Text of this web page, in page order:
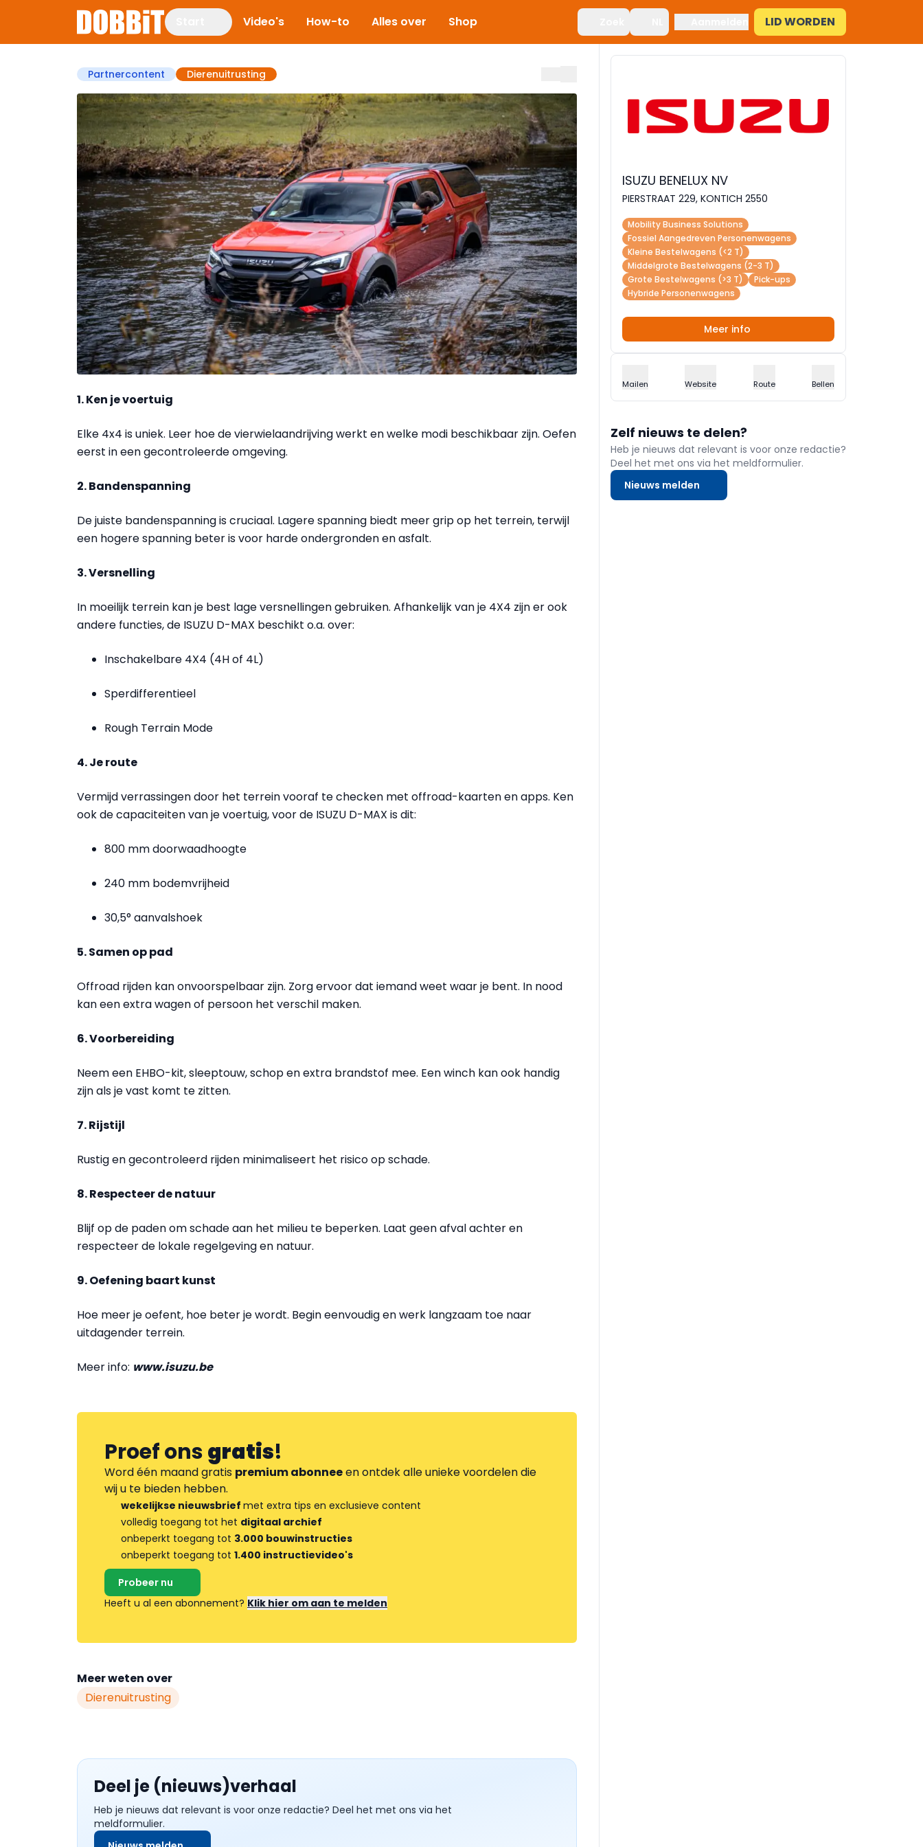
Video's How-to Alles over Shop LID WORDEN
Partnercontent Dierenuitrusting
1. Ken je voertuig
Elke 4x4 is uniek. Leer hoe de vierwielaandrijving werkt en welke modi beschikbaar zijn. Oefen
eerst in een gecontroleerde omgeving.
2. Bandenspanning
De juiste bandenspanning is cruciaal. Lagere spanning biedt meer grip op het terrein, terwijl
een hogere spanning beter is voor harde ondergronden en asfalt.
3. Versnelling
In moeilijk terrein kan je best lage versnellingen gebruiken. Afhankelijk van je 4X4 zijn er ook
andere functies, de ISUZU D-MAX beschikt o.a. over:
Inschakelbare 4X4 (4H of 4L)
Sperdifferentieel
Rough Terrain Mode
4. Je route
Vermijd verrassingen door het terrein vooraf te checken met offroad-kaarten en apps. Ken
ook de capaciteiten van je voertuig, voor de ISUZU D-MAX is dit:
800 mm doorwaadhoogte
240 mm bodemvrijheid
30,5° aanvalshoek
5. Samen op pad
Offroad rijden kan onvoorspelbaar zijn. Zorg ervoor dat iemand weet waar je bent. In nood
kan een extra wagen of persoon het verschil maken.
6. Voorbereiding
Neem een EHBO-kit, sleeptouw, schop en extra brandstof mee. Een winch kan ook handig
zijn als je vast komt te zitten.
7. Rijstijl
Rustig en gecontroleerd rijden minimaliseert het risico op schade.
8. Respecteer de natuur
Blijf op de paden om schade aan het milieu te beperken. Laat geen afval achter en
respecteer de lokale regelgeving en natuur.
9. Oefening baart kunst
Hoe meer je oefent, hoe beter je wordt. Begin eenvoudig en werk langzaam toe naar
uitdagender terrein.
Meer info: www.isuzu.be
Proef onsgratis!
Word één maand gratis premium abonneeen ontdek alle unieke voordelen die
wij u te bieden hebben.
wekelijkse nieuwsbrief met extra tips en exclusieve content
volledig toegang tot het digitaal archief
onbeperkt toegang tot 3.000 bouwinstructies
onbeperkt toegang tot 1.400 instructievideo's
Probeer nu
Heeft u al een abonnement? Klik hier om aan te melden
Meer weten over
Dierenuitrusting
Deel je (nieuws)verhaal
Heb je nieuws dat relevant is voor onze redactie? Deel het met ons via het
meldformulier.
ISUZU BENELUX NV
PIERSTRAAT 229, KONTICH 2550
Mobility Business Solutions
Fossiel Aangedreven Personenwagens
Kleine Bestelwagens (<2 T)
Middelgrote Bestelwagens (2-3 T)
Grote Bestelwagens (>3 T)
Pick-ups
Hybride Personenwagens
Meer info
Mailen Website Route Bellen
Zelf nieuws te delen?
Heb je nieuws dat relevant is voor onze redactie?
Deel het met ons via het meldformulier.
Nieuws melden